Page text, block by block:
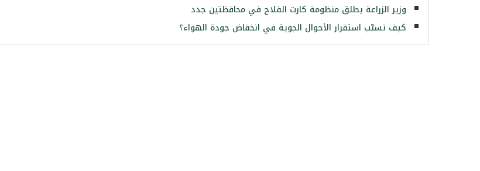
وزير الزراعة يطلق منظومة كارت الفلاح في محافظتين جدد
كيف تسبّب استقرار الأحوال الجوية في انخفاض جودة الهواء؟